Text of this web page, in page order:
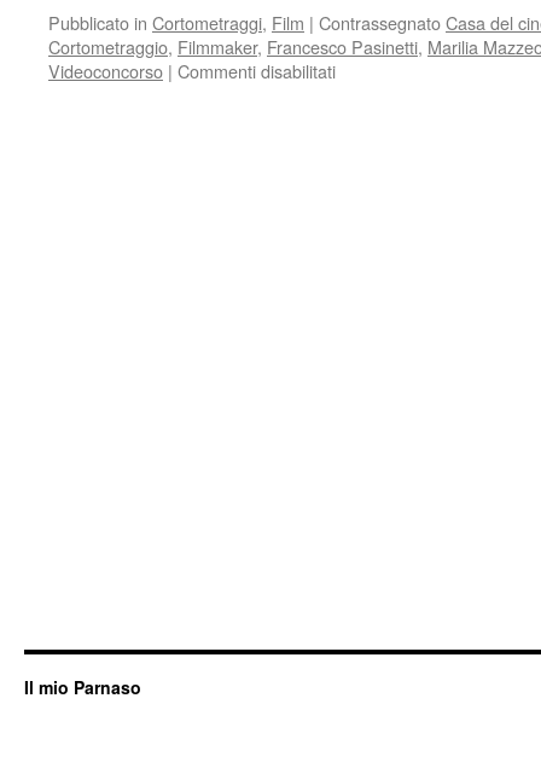
Pubblicato in Cortometraggi, Film | ContrassegnatoCasa del
Cortometraggio, Filmmaker, Francesco Pasinetti, Marilia
Videoconcorso | Commenti disabilitatisu
Il mio Parnaso